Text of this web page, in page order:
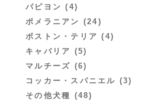
パピヨン (4)
ポメラニアン (24)
ボストン・テリア (4)
キャバリア (5)
マルチーズ (6)
コッカー・スパニエル (3)
その他犬種 (48)